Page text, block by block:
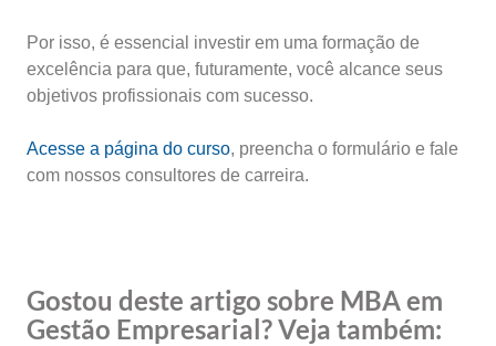
Por isso, é essencial investir em uma formação de
excelência para que, futuramente, você alcance seus
objetivos profissionais com sucesso.
Acesse a página do curso, preencha o formulário e fale
com nossos consultores de carreira.
Gostou deste artigo sobre MBA em
Gestão Empresarial? Veja também: